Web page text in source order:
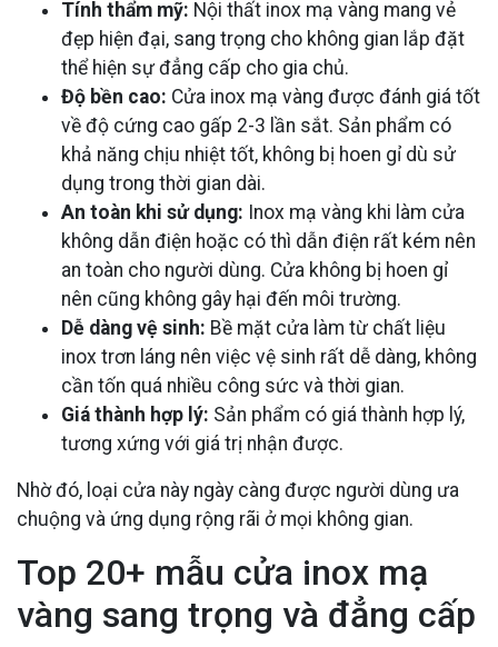
Tính thẩm mỹ: Nội thất inox mạ vàng mang vẻ
đẹp hiện đại, sang trọng cho không gian lắp đặt
thể hiện sự đẳng cấp cho gia chủ.
Độ bền cao: Cửa inox mạ vàng được đánh giá tốt
về độ cứng cao gấp 2-3 lần sắt. Sản phẩm có
khả năng chịu nhiệt tốt, không bị hoen gỉ dù sử
dụng trong thời gian dài.
An toàn khi sử dụng: Inox mạ vàng khi làm cửa
không dẫn điện hoặc có thì dẫn điện rất kém nên
an toàn cho người dùng. Cửa không bị hoen gỉ
nên cũng không gây hại đến môi trường.
Dễ dàng vệ sinh: Bề mặt cửa làm từ chất liệu
inox trơn láng nên việc vệ sinh rất dễ dàng, không
cần tốn quá nhiều công sức và thời gian.
Giá thành hợp lý: Sản phẩm có giá thành hợp lý,
tương xứng với giá trị nhận được.
Nhờ đó, loại cửa này ngày càng được người dùng ưa
chuộng và ứng dụng rộng rãi ở mọi không gian.
Top 20+ mẫu cửa inox mạ
vàng sang trọng và đẳng cấp